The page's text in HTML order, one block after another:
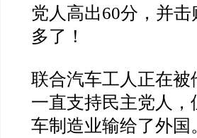
党人高出60分，并击
多了！
联合汽车工人正在被
一直支持民主党人
车制造业输给了外